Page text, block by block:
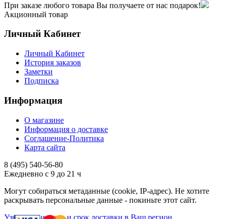
При заказе любого товара Вы получаете от нас подарок!
Акционный товар
Личный Кабинет
Личный Кабинет
История заказов
Заметки
Подписка
Информация
О магазине
Информация о доставке
Соглашение-Политика
Карта сайта
8 (495) 540-56-80
Ежедневно с 9 до 21 ч
Могут собираться метаданные (cookie, IP-адрес). Не хотите
раскрывать персональные данные - покиньте этот сайт.
Узнать стоимость и срок доставки в Ваш регион